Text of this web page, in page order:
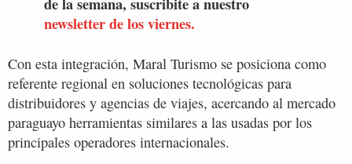
newsletter de los viernes.
Con esta integración, Maral Turismo se posiciona como
referente regional en soluciones tecnológicas para
distribuidores y agencias de viajes, acercando al mercado
paraguayo herramientas similares a las usadas por los
principales operadores internacionales.